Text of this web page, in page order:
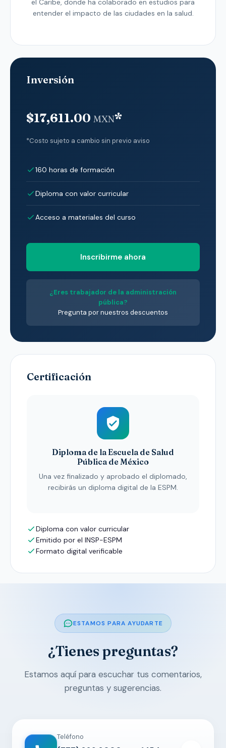
el Caribe, donde ha colaborado en estudios para
entender el impacto de las ciudades en la salud.
Inversión
$17,611.00 MXN*
*Costo sujeto a cambio sin previo aviso
160 horas de formación
Diploma con valor curricular
Acceso a materiales del curso
Inscribirme ahora
¿Eres trabajador de la administración
pública?
Pregunta por nuestros descuentos
Certificación
Diploma de la Escuela de Salud
Pública de México
Una vez finalizado y aprobado el diplomado,
recibirás un diploma digital de la ESPM.
Diploma con valor curricular
Emitido por el INSP-ESPM
Formato digital verificable
ESTAMOS PARA AYUDARTE
¿Tienes preguntas?
Estamos aquí para escuchar tus comentarios,
preguntas y sugerencias.
Teléfono